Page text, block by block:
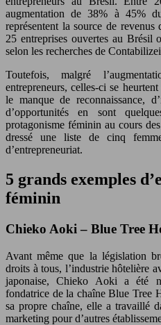
augmentation de 38% à 45%
représentent la source de
25 entreprises ouvertes au Brésil
selon les recherches de
Toutefois, malgré
entrepreneurs, celles-ci se
le manque de reconnaissance,
d’opportunités en sont
protagonisme féminin au cours
dressé une liste de cinq
d’entrepreneuriat.
5 grands exemples
féminin
Chieko Aoki – Blue Tree
Avant même que la législation
droits à tous, l’industrie hôtelière
japonaise, Chieko Aoki a été
fondatrice de la chaîne Blue Tree
sa propre chaîne, elle a travaillé
marketing pour d’autres